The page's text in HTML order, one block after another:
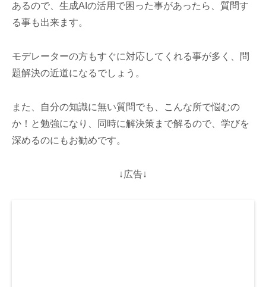
あるので、生成AIの活用で困った事があったら、質問す
る事も出来ます。
モデレーターの方もすぐに対応してくれる事が多く、問
題解決の近道になるでしょう。
また、自分の知識に無い質問でも、こんな所で悩むの
か！と勉強になり、同時に解決策まで解るので、学びを
深めるのにもお勧めです。
↓広告↓